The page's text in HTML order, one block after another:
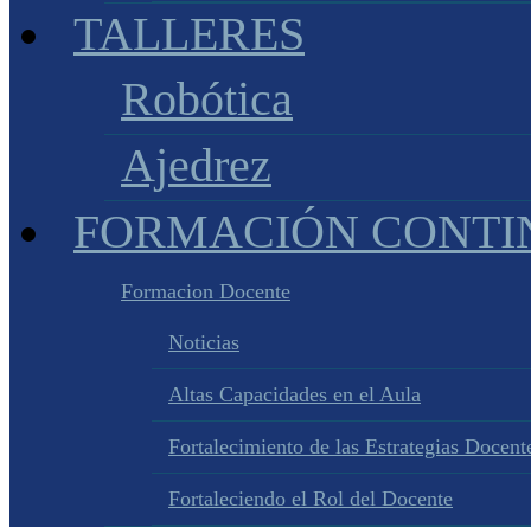
TALLERES
Robótica
Ajedrez
FORMACIÓN
Formacion Docente
Noticias
Altas Capacidades en el Aula
Fortalecimiento de las Estrategias
Fortaleciendo el Rol del Docente